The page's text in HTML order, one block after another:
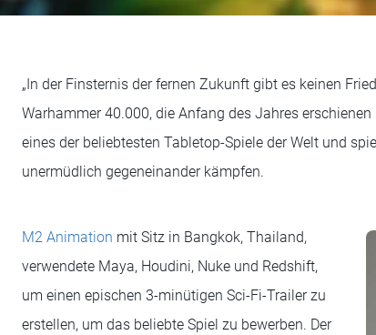
„In der Finsternis der fernen Zukunft gibt es keinen
Warhammer 40.000, die Anfang des Jahres
eines der beliebtesten Tabletop-Spiele der Welt und
unermüdlich gegeneinander kämpfen.
M2 Animation mit Sitz in Bangkok, Thailand,
verwendete Maya, Houdini, Nuke und Redshift,
um einen epischen 3-minütigen Sci-Fi-Trailer zu
erstellen, um das beliebte Spiel zu bewerben. Der